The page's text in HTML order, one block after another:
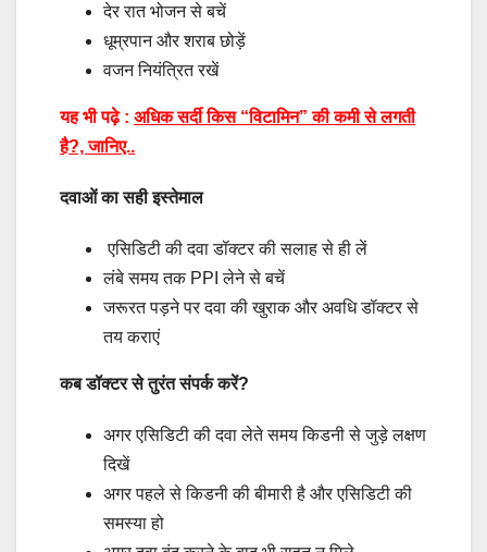
देर रात भोजन से बचें
धूम्रपान और शराब छोड़ें
वजन नियंत्रित रखें
यह भी पढ़े : अधिक सर्दी किस “विटामिन” की कमी से लगती
है?, जानिए..
दवाओं का सही इस्तेमाल
एसिडिटी की दवा डॉक्टर की सलाह से ही लें
लंबे समय तक PPI लेने से बचें
जरूरत पड़ने पर दवा की खुराक और अवधि डॉक्टर से
तय कराएं
कब डॉक्टर से तुरंत संपर्क करें?
अगर एसिडिटी की दवा लेते समय किडनी से जुड़े लक्षण
दिखें
अगर पहले से किडनी की बीमारी है और एसिडिटी की
समस्या हो